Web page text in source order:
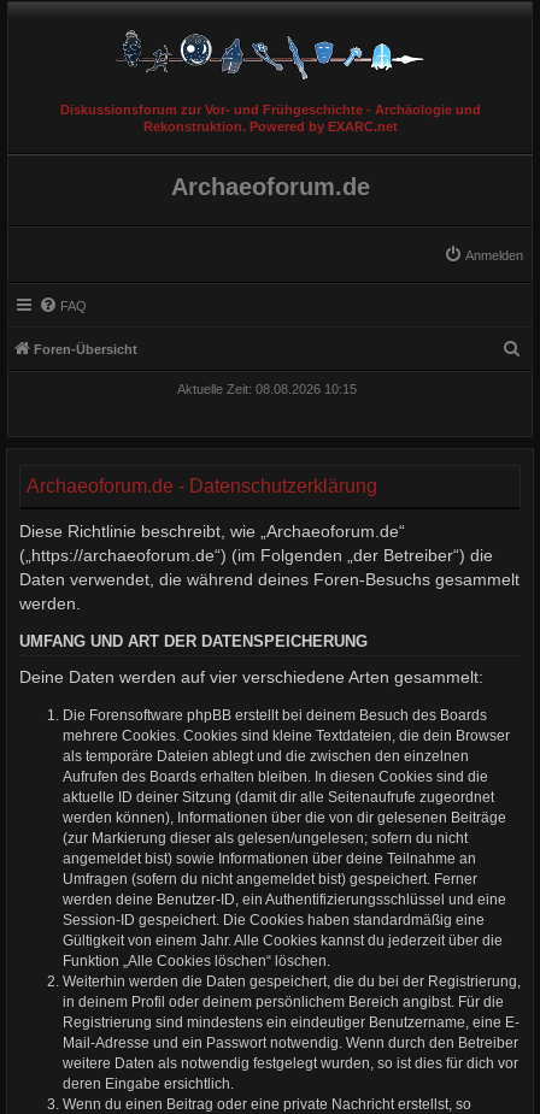
Diskussionsforum zur Vor- und Frühgeschichte - Archäologie und
Rekonstruktion. Powered by EXARC.net
Archaeoforum.de
Anmelden
FAQ
Foren-Übersicht
Aktuelle Zeit: 08.08.2026 10:15
Archaeoforum.de - Datenschutzerklärung
Diese Richtlinie beschreibt, wie „Archaeoforum.de“
(„https://archaeoforum.de“) (im Folgenden „der Betreiber“) die
Daten verwendet, die während deines Foren-Besuchs gesammelt
werden.
UMFANG UND ART DER DATENSPEICHERUNG
Deine Daten werden auf vier verschiedene Arten gesammelt:
Die Forensoftware phpBB erstellt bei deinem Besuch des Boards
mehrere Cookies. Cookies sind kleine Textdateien, die dein Browser
als temporäre Dateien ablegt und die zwischen den einzelnen
Aufrufen des Boards erhalten bleiben. In diesen Cookies sind die
aktuelle ID deiner Sitzung (damit dir alle Seitenaufrufe zugeordnet
werden können), Informationen über die von dir gelesenen Beiträge
(zur Markierung dieser als gelesen/ungelesen; sofern du nicht
angemeldet bist) sowie Informationen über deine Teilnahme an
Umfragen (sofern du nicht angemeldet bist) gespeichert. Ferner
werden deine Benutzer-ID, ein Authentifizierungsschlüssel und eine
Session-ID gespeichert. Die Cookies haben standardmäßig eine
Gültigkeit von einem Jahr. Alle Cookies kannst du jederzeit über die
Funktion „Alle Cookies löschen“ löschen.
Weiterhin werden die Daten gespeichert, die du bei der Registrierung,
in deinem Profil oder deinem persönlichem Bereich angibst. Für die
Registrierung sind mindestens ein eindeutiger Benutzername, eine E-
Mail-Adresse und ein Passwort notwendig. Wenn durch den Betreiber
weitere Daten als notwendig festgelegt wurden, so ist dies für dich vor
deren Eingabe ersichtlich.
Wenn du einen Beitrag oder eine private Nachricht erstellst, so